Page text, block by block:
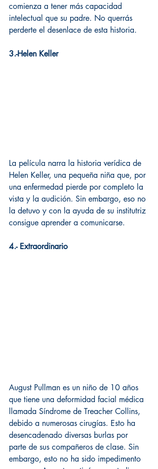
comienza a tener más capacidad
intelectual que su padre. No querrás
perderte el desenlace de esta historia.
3.-Helen Keller
La película narra la historia verídica de
Helen Keller, una pequeña niña que, por
una enfermedad pierde por completo la
vista y la audición. Sin embargo, eso no
la detuvo y con la ayuda de su institutriz
consigue aprender a comunicarse.
4.- Extraordinario
August Pullman es un niño de 10 años
que tiene una deformidad facial médica
llamada Síndrome de Treacher Collins,
debido a numerosas cirugías. Esto ha
desencadenado diversas burlas por
parte de sus compañeros de clase. Sin
embargo, esto no ha sido impedimento